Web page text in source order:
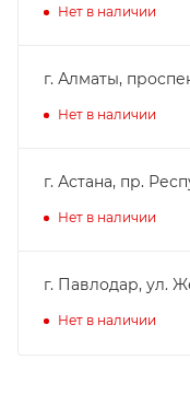
Нет в наличии
г. Алматы,
Нет в наличии
г. Астана, пр.
Нет в наличии
г. Павлодар, ул.
Нет в наличии